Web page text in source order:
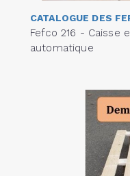
CATALOGUE DES
Fefco 216 - Caisse
automatique